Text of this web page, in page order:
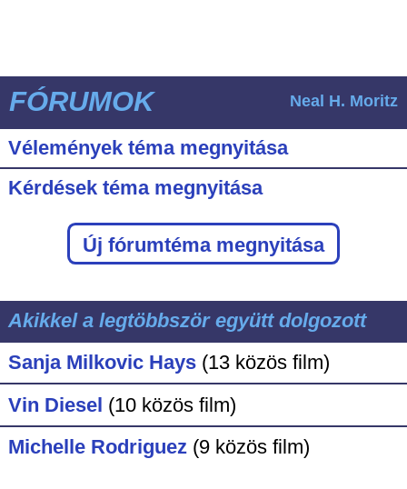
FÓRUMOK Neal H. Moritz
Vélemények téma megnyitása
Kérdések téma megnyitása
Új fórumtéma megnyitása
Akikkel a legtöbbször együtt dolgozott
Sanja Milkovic Hays (13 közös film)
Vin Diesel (10 közös film)
Michelle Rodriguez (9 közös film)